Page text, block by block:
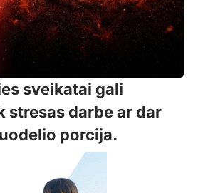
sveikatai gali
stresas darbe ar dar
porcija.